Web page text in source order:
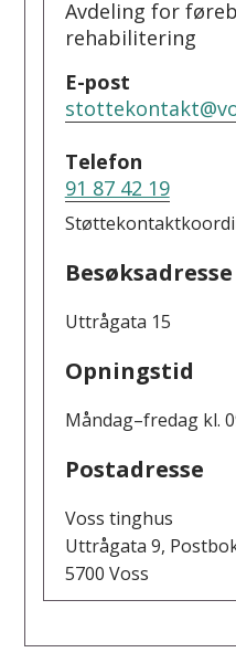
Avdeling for
rehabilitering
E-post
Telefon
91 87 42 19
Besøksadresse
Uttrågata 15
Opningstid
Måndag–fredag kl.
Postadresse
Voss tinghus
Uttrågata 9,
5700 Voss